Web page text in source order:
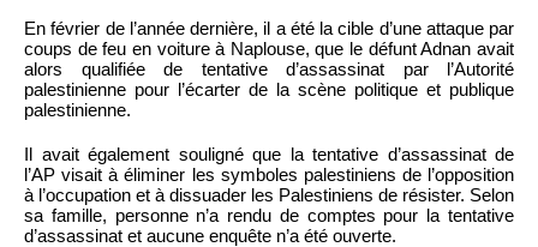
En février de l’année dernière, il a été la cible d’une attaque par
coups de feu en voiture à Naplouse, que le défunt Adnan avait
alors qualifiée de tentative d’assassinat par l’Autorité
palestinienne pour l’écarter de la scène politique et publique
palestinienne.
Il avait également souligné que la tentative d’assassinat de
l’AP visait à éliminer les symboles palestiniens de l’opposition
à l’occupation et à dissuader les Palestiniens de résister. Selon
sa famille, personne n’a rendu de comptes pour la tentative
d’assassinat et aucune enquête n’a été ouverte.